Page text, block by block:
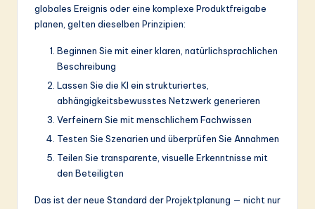
globales Ereignis oder eine komplexe Produktfreigabe
planen, gelten dieselben Prinzipien:
Beginnen Sie mit einer klaren, natürlichsprachlichen
Beschreibung
Lassen Sie die KI ein strukturiertes,
abhängigkeitsbewusstes Netzwerk generieren
Verfeinern Sie mit menschlichem Fachwissen
Testen Sie Szenarien und überprüfen Sie Annahmen
Teilen Sie transparente, visuelle Erkenntnisse mit
den Beteiligten
Das ist der neue Standard der Projektplanung — nicht nur